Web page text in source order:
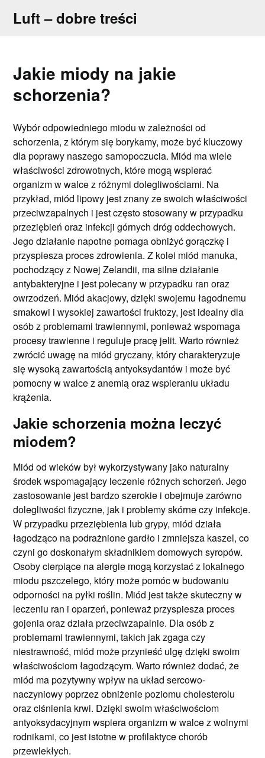
Luft – dobre treści
Jakie miody na jakie
schorzenia?
Wybór odpowiedniego miodu w zależności od
schorzenia, z którym się borykamy, może być kluczowy
dla poprawy naszego samopoczucia. Miód ma wiele
właściwości zdrowotnych, które mogą wspierać
organizm w walce z różnymi dolegliwościami. Na
przykład, miód lipowy jest znany ze swoich właściwości
przeciwzapalnych i jest często stosowany w przypadku
przeziębień oraz infekcji górnych dróg oddechowych.
Jego działanie napotne pomaga obniżyć gorączkę i
przyspiesza proces zdrowienia. Z kolei miód manuka,
pochodzący z Nowej Zelandii, ma silne działanie
antybakteryjne i jest polecany w przypadku ran oraz
owrzodzeń. Miód akacjowy, dzięki swojemu łagodnemu
smakowi i wysokiej zawartości fruktozy, jest idealny dla
osób z problemami trawiennymi, ponieważ wspomaga
procesy trawienne i reguluje pracę jelit. Warto również
zwrócić uwagę na miód gryczany, który charakteryzuje
się wysoką zawartością antyoksydantów i może być
pomocny w walce z anemią oraz wspieraniu układu
krążenia.
Jakie schorzenia można leczyć
miodem?
Miód od wieków był wykorzystywany jako naturalny
środek wspomagający leczenie różnych schorzeń. Jego
zastosowanie jest bardzo szerokie i obejmuje zarówno
dolegliwości fizyczne, jak i problemy skórne czy infekcje.
W przypadku przeziębienia lub grypy, miód działa
łagodząco na podrażnione gardło i zmniejsza kaszel, co
czyni go doskonałym składnikiem domowych syropów.
Osoby cierpiące na alergie mogą korzystać z lokalnego
miodu pszczelego, który może pomóc w budowaniu
odporności na pyłki roślin. Miód jest także skuteczny w
leczeniu ran i oparzeń, ponieważ przyspiesza proces
gojenia oraz działa przeciwzapalnie. Dla osób z
problemami trawiennymi, takich jak zgaga czy
niestrawność, miód może przynieść ulgę dzięki swoim
właściwościom łagodzącym. Warto również dodać, że
miód ma pozytywny wpływ na układ sercowo-
naczyniowy poprzez obniżenie poziomu cholesterolu
oraz ciśnienia krwi. Dzięki swoim właściwościom
antyoksydacyjnym wspiera organizm w walce z wolnymi
rodnikami, co jest istotne w profilaktyce chorób
przewlekłych.